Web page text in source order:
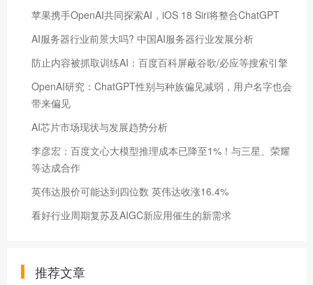
苹果携手OpenAI共同探索AI，iOS 18 Siri将整合ChatGPT
AI服务器行业前景大吗? 中国AI服务器行业发展分析
防止内容被抓取训练AI：百度百科屏蔽谷歌/必应等搜索引擎
OpenAI研究：ChatGPT性别与种族偏见减弱，用户名字也会
带来偏见
AI芯片市场现状与发展趋势分析
李彦宏：百度文心大模型推理成本已降至1%！与三星、荣耀
等达成合作
英伟达股价可能达到四位数 英伟达收涨16.4%
看好行业周期复苏及AIGC新应用催生的新需求
推荐文章